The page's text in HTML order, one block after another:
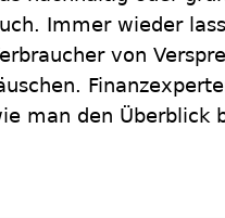
Immer wieder
von
man den Überblick